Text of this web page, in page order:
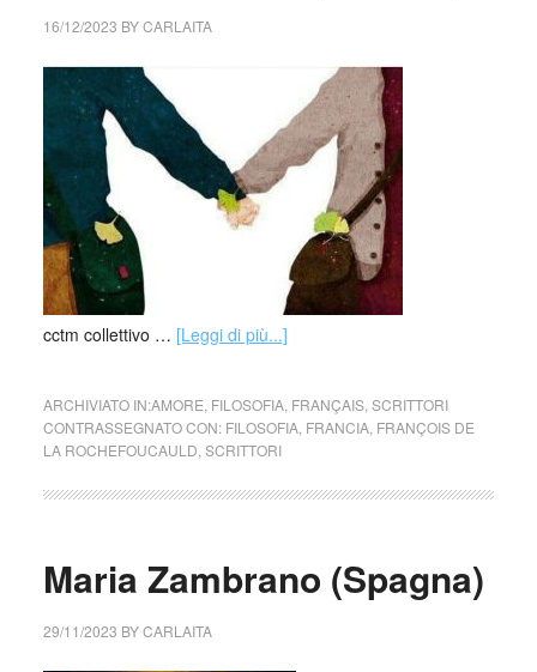
16/12/2023 BYCARLAITA
cctm collettivo … [Leggi di più...]
ARCHIVIATO IN:AMORE FILOSOFIA, FRANÇAIS, SCRITTORI
CONTRASSEGNATO CON: FILOSOFIA, FRANCIA, FRANÇOIS DE
LA ROCHEFOUCAULD SCRITTORI
Maria Zambrano (Spagna)
29/11/2023 BYCARLAITA